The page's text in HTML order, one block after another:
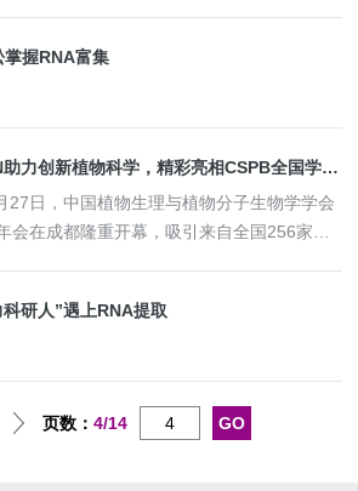
掌握RNA富集
TIANGEN助力创新植物科学，精彩亮相CSPB全国学术年会
27日，中国植物生理与植物分子生物学学会
会在成都隆重开幕，吸引来自全国256家单
科研人”遇上RNA提取
页数：4/14